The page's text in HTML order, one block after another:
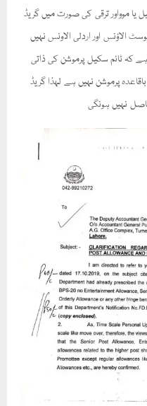
موواور ترقی کی صورت میں گریڈ
الاؤنس اور اردلی الاونس نہیں
کہ ٹائم سکیل پرموشن کی ذاتی
پرموشن نہیں ہے لہذا گریڈ
نہیں ہونگی